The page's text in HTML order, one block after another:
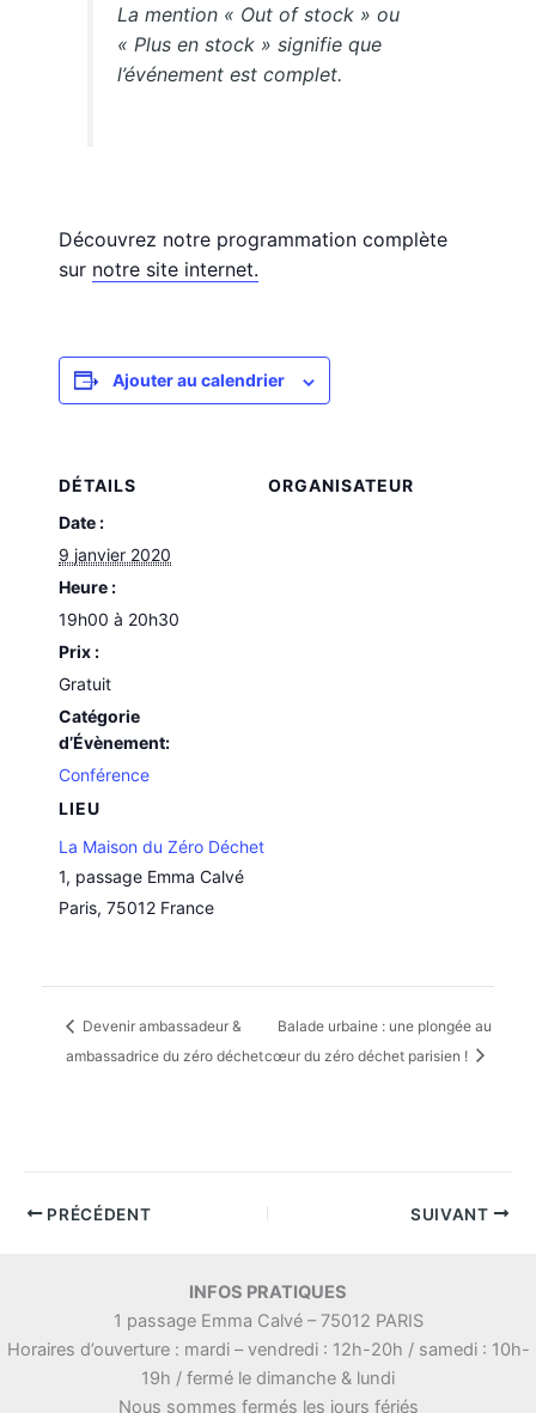
La mention « Out of stock » ou
« Plus en stock » signifie que
l’événement est complet.
Découvrez notre programmation complète
sur notre site internet.
Ajouter au calendrier
DÉTAILS
Date :
9 janvier 2020
Heure :
19h00 à 20h30
Prix :
Gratuit
Catégorie
d’Évènement:
Conférence
LIEU
La Maison du Zéro Déchet
1, passage Emma Calvé
Paris, 75012 France
ORGANISATEUR
Devenir ambassadeur &
ambassadrice du zéro déchet
Balade urbaine : une plongée au
cœur du zéro déchet parisien !
PRÉCÉDENT SUIVANT
INFOS PRATIQUES
1 passage Emma Calvé – 75012 PARIS
Horaires d’ouverture : mardi – vendredi : 12h-20h / samedi : 10h-
19h / fermé le dimanche & lundi
Nous sommes fermés les jours fériés